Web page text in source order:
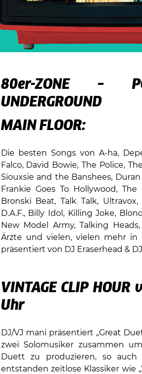
80er-ZONE –
UNDERGROUND
MAIN FLOOR:
Die besten Songs von A-ha,
Falco, David Bowie, The Police,
Siouxsie and the Banshees,
Frankie Goes To Hollywood,
Bronski Beat, Talk Talk,
D.A.F., Billy Idol, Killing Joke,
New Model Army, Talking
Ärzte und vielen, vielen mehr in
präsentiert von DJ Eraserhead &
VINTAGE CLIP
Uhr
DJ/VJ mani präsentiert „Great
zwei Solomusiker zusammen
Duett zu produzieren, so
entstanden zeitlose Klassiker wie